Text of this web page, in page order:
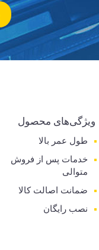
ویژگی‌های محصول
طول عمر بالا
خدمات پس از فروش
متوالی
ضمانت اصالت کالا
نصب رایگان